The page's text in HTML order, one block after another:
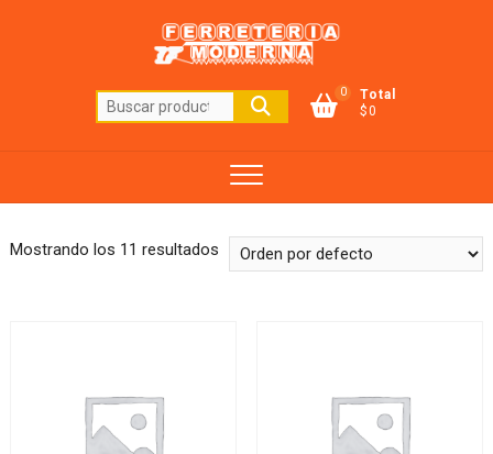
Buscar
por:
0
Total
$0
Mostrando los 11 resultados